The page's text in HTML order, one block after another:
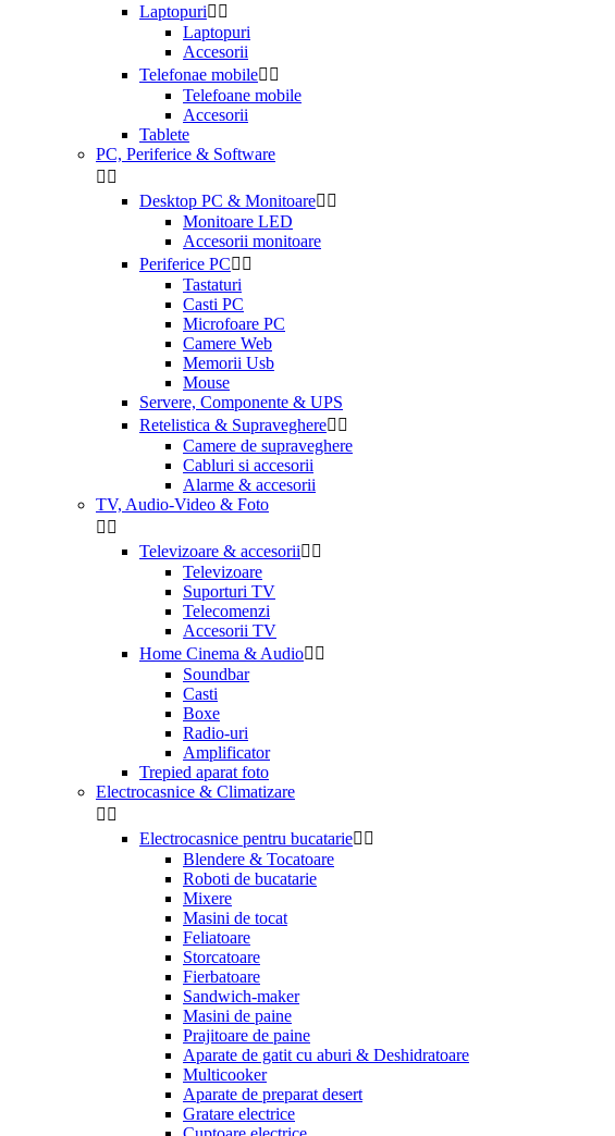
Laptopuri 
Laptopuri
Accesorii
Telefonae mobile 
Telefoane mobile
Accesorii
Tablete
PC, Periferice & Software
 
Desktop PC & Monitoare 
Monitoare LED
Accesorii monitoare
Periferice PC 
Tastaturi
Casti PC
Microfoare PC
Camere Web
Memorii Usb
Mouse
Servere, Componente & UPS
Retelistica & Supraveghere 
Camere de supraveghere
Cabluri si accesorii
Alarme & accesorii
TV, Audio-Video & Foto
 
Televizoare & accesorii 
Televizoare
Suporturi TV
Telecomenzi
Accesorii TV
Home Cinema & Audio 
Soundbar
Casti
Boxe
Radio-uri
Amplificator
Trepied aparat foto
Electrocasnice & Climatizare
 
Electrocasnice pentru bucatarie 
Blendere & Tocatoare
Roboti de bucatarie
Mixere
Masini de tocat
Feliatoare
Storcatoare
Fierbatoare
Sandwich-maker
Masini de paine
Prajitoare de paine
Aparate de gatit cu aburi & Deshidratoare
Multicooker
Aparate de preparat desert
Gratare electrice